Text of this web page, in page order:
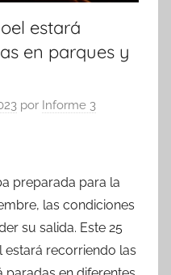
estará
en parques y
por Informe 3
preparada para la
las condiciones
su salida. Este 25
estará recorriendo las